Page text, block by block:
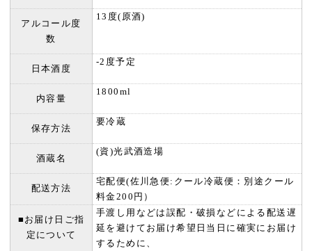
アルコール度
数
13度(原酒)
日本酒度
-2度予定
内容量
1800ml
保存方法
要冷蔵
酒蔵名
(資)光武酒造場
配送方法
宅配便(佐川急便:クール冷蔵便：別途クール
料金200円）
■お届け日ご指
定について
手渡し用などは誤配・破損などによる配送遅
延を避けてお届け希望日当日に確実にお届け
するために、